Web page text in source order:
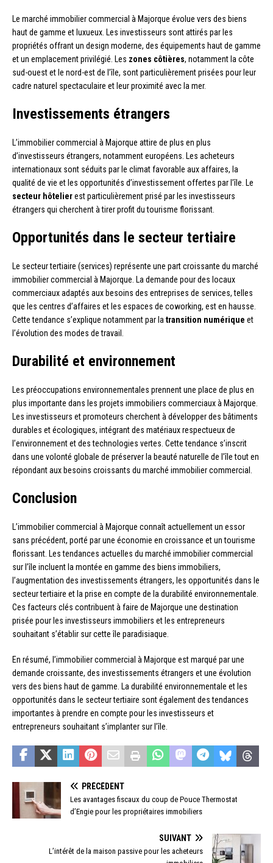
Le marché immobilier commercial à Majorque évolue vers des biens
haut de gamme et luxueux. Les investisseurs sont attirés par les
propriétés offrant un design moderne, des équipements haut de gamme
et un emplacement privilégié. Les zones côtières, notamment la côte
sud-ouest et le nord-est de l’île, sont particulièrement prisées pour leur
cadre naturel spectaculaire et leur proximité avec la mer.
Investissements étrangers
L’immobilier commercial à Majorque attire de plus en plus
d’investisseurs étrangers, notamment européens. Les acheteurs
internationaux sont séduits par le climat favorable aux affaires, la
qualité de vie et les opportunités d’investissement offertes par l’île. Le
secteur hôtelierest particulièrement prisé par les investisseurs
étrangers qui cherchent à tirer profit du tourisme florissant.
Opportunités dans le secteur tertiaire
Le secteur tertiaire (services) représente une part croissante du marché
immobilier commercial à Majorque. La demande pour des locaux
commerciaux adaptés aux besoins des entreprises de services, telles
que les centres d’affaires et les espaces de coworking, est en hausse.
Cette tendance s’explique notamment par la transition numérique et
l’évolution des modes de travail.
Durabilité et environnement
Les préoccupations environnementales prennent une place de plus en
plus importante dans les projets immobiliers commerciaux à Majorque.
Les investisseurs et promoteurs cherchent à développer des bâtiments
durables et écologiques, intégrant des matériaux respectueux de
l’environnement et des technologies vertes. Cette tendance s’inscrit
dans une volonté globale de préserver la beauté naturelle de l’île tout en
répondant aux besoins croissants du marché immobilier commercial.
Conclusion
L’immobilier commercial à Majorque connaît actuellement un essor
sans précédent, porté par une économie en croissance et un tourisme
florissant. Les tendances actuelles du marché immobilier commercial
sur l’île incluent la montée en gamme des biens immobiliers,
l’augmentation des investissements étrangers, les opportunités dans le
secteur tertiaire et la prise en compte de la durabilité environnementale.
Ces facteurs clés contribuent à faire de Majorque une destination
prisée pour les investisseurs immobiliers et les entrepreneurs
souhaitant s’établir sur cette île paradisiaque.
En résumé, l’immobilier commercial à Majorque est marqué par une
demande croissante, des investissements étrangers et une évolution
vers des biens haut de gamme. La durabilité environnementale et les
opportunités dans le secteur tertiaire sont également des tendances
importantes à prendre en compte pour les investisseurs et
entrepreneurs souhaitant s’implanter sur l’île.
PRÉCÉDENT
Les avantages fiscaux du coup de Pouce Thermostat
d’Engie pour les propriétaires immobiliers
SUIVANT
L’intérêt de la maison passive pour les acheteurs